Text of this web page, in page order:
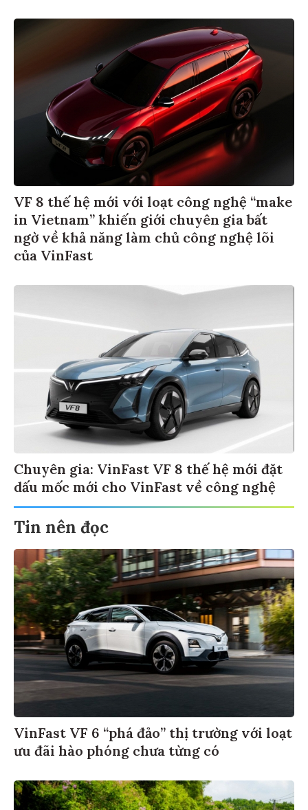
VF 8 thế hệ mới với loạt công nghệ “make
in Vietnam” khiến giới chuyên gia bất
ngờ về khả năng làm chủ công nghệ lõi
của VinFast
Chuyên gia: VinFast VF 8 thế hệ mới đặt
dấu mốc mới cho VinFast về công nghệ
Tin nên đọc
VinFast VF 6 “phá đảo” thị trường với loạt
ưu đãi hào phóng chưa từng có